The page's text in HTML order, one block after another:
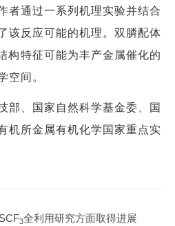
者通过一系列机理实验并结合
该反应可能的机理。双膦配体
构特征可能为丰产金属催化的
空间。
部、国家自然科学基金委、国
机所金属有机化学国家重点实
3全利用研究方面取得进展